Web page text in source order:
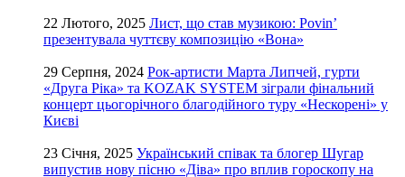
22 Лютого, 2025 Лист, що став музикою: Povin’
презентувала чуттєву композицію «Вона»
29 Серпня, 2024 Рок-артисти Марта Липчей, гурти
«Друга Ріка» та KOZAK SYSTEM зіграли фінальний
концерт цьогорічного благодійного туру «Нескорені» у
Києві
23 Січня, 2025 Український співак та блогер Шугар
випустив нову пісню «Діва» про вплив гороскопу на